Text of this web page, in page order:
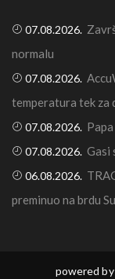
07.08.2026.
normalu
07.08.2026.
temperatura tek za
07.08.2026.
07.08.2026. Gasi
06.08.2026.
preminuo na brdu
powered by